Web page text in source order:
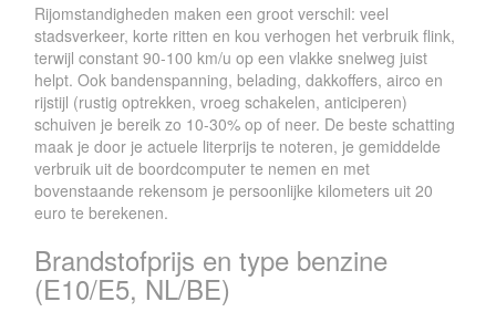
Rijomstandigheden maken een groot verschil: veel
stadsverkeer, korte ritten en kou verhogen het verbruik flink,
terwijl constant 90-100 km/u op een vlakke snelweg juist
helpt. Ook bandenspanning, belading, dakkoffers, airco en
rijstijl (rustig optrekken, vroeg schakelen, anticiperen)
schuiven je bereik zo 10-30% op of neer. De beste schatting
maak je door je actuele literprijs te noteren, je gemiddelde
verbruik uit de boordcomputer te nemen en met
bovenstaande rekensom je persoonlijke kilometers uit 20
euro te berekenen.
Brandstofprijs en type benzine
(E10/E5, NL/BE)